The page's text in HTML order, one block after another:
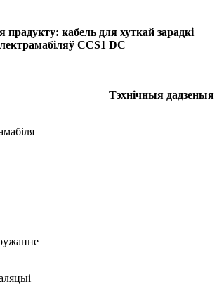
кабель для хуткай зарадкі
CCS1 DC
Тэхнічныя дадзеныя